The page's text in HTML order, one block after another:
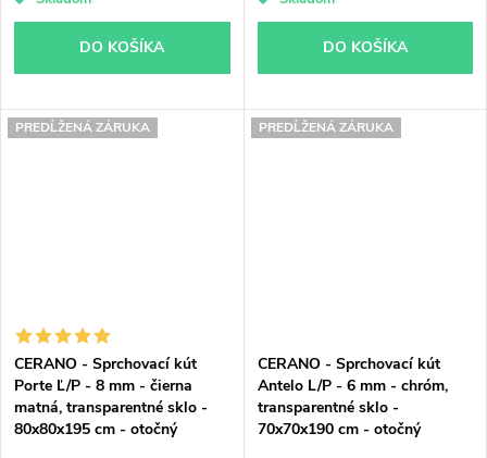
DO KOŠÍKA DO KOŠÍKA
PREDĹŽENÁ ZÁRUKA
CERANO - Sprchovací kút
Porte Ľ/P - 8 mm - čierna
matná, transparentné sklo -
80x80x195 cm - otočný
PREDĹŽENÁ ZÁRUKA
CERANO - Sprchovací kút
Antelo L/P - 6 mm - chróm,
transparentné sklo -
70x70x190 cm - otočný